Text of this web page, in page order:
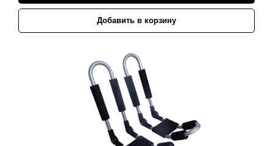
Добавить в корзину